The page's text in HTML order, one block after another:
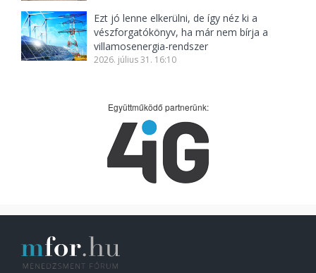
Ezt jó lenne elkerülni, de így néz ki a
vészforgatókönyv, ha már nem bírja a
villamosenergia-rendszer
2026. július 31. 16:10
Együttműködő partnerünk: